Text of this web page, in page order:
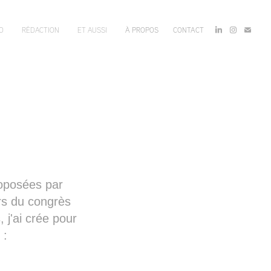
RÉDACTION ET AUSSI À PROPOS CONTACT
par
du congrès
j'ai crée pour
: